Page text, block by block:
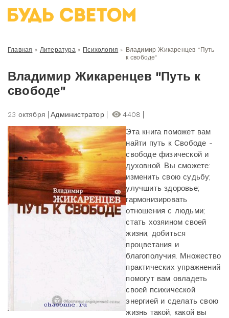
Главная » Литература» Психология » Владимир Жикаренцев "Путь
к свободе"
Владимир Жикаренцев "Путь к
свободе"
23 октября Администратор 4408
Эта книга поможет вам
найти путь к Свободе -
свободе физической и
духовной. Вы сможете:
изменить свою судьбу;
улучшить здоровье;
гармонизировать
отношения с людьми;
стать хозяином своей
жизни; добиться
процветания и
благополучия. Множество
практических упражнений
помогут вам овладеть
своей психической
энергией и сделать свою
жизнь такой, какой вы